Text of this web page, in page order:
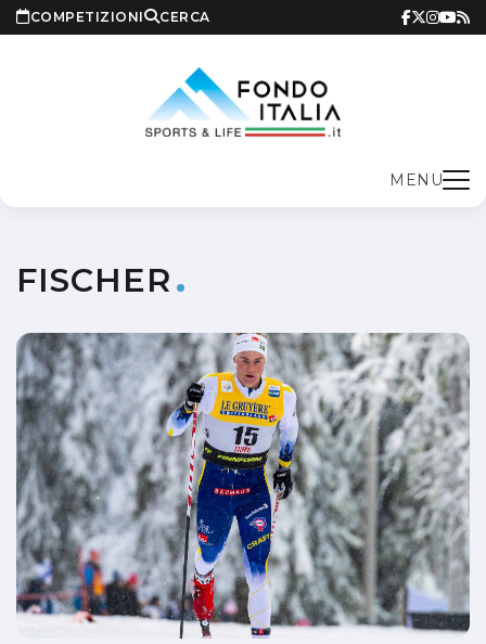
COMPETIZIONI CERCA
MENU
FISCHER